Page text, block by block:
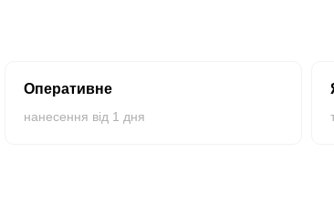
Оперативне
нанесення від 1 дня